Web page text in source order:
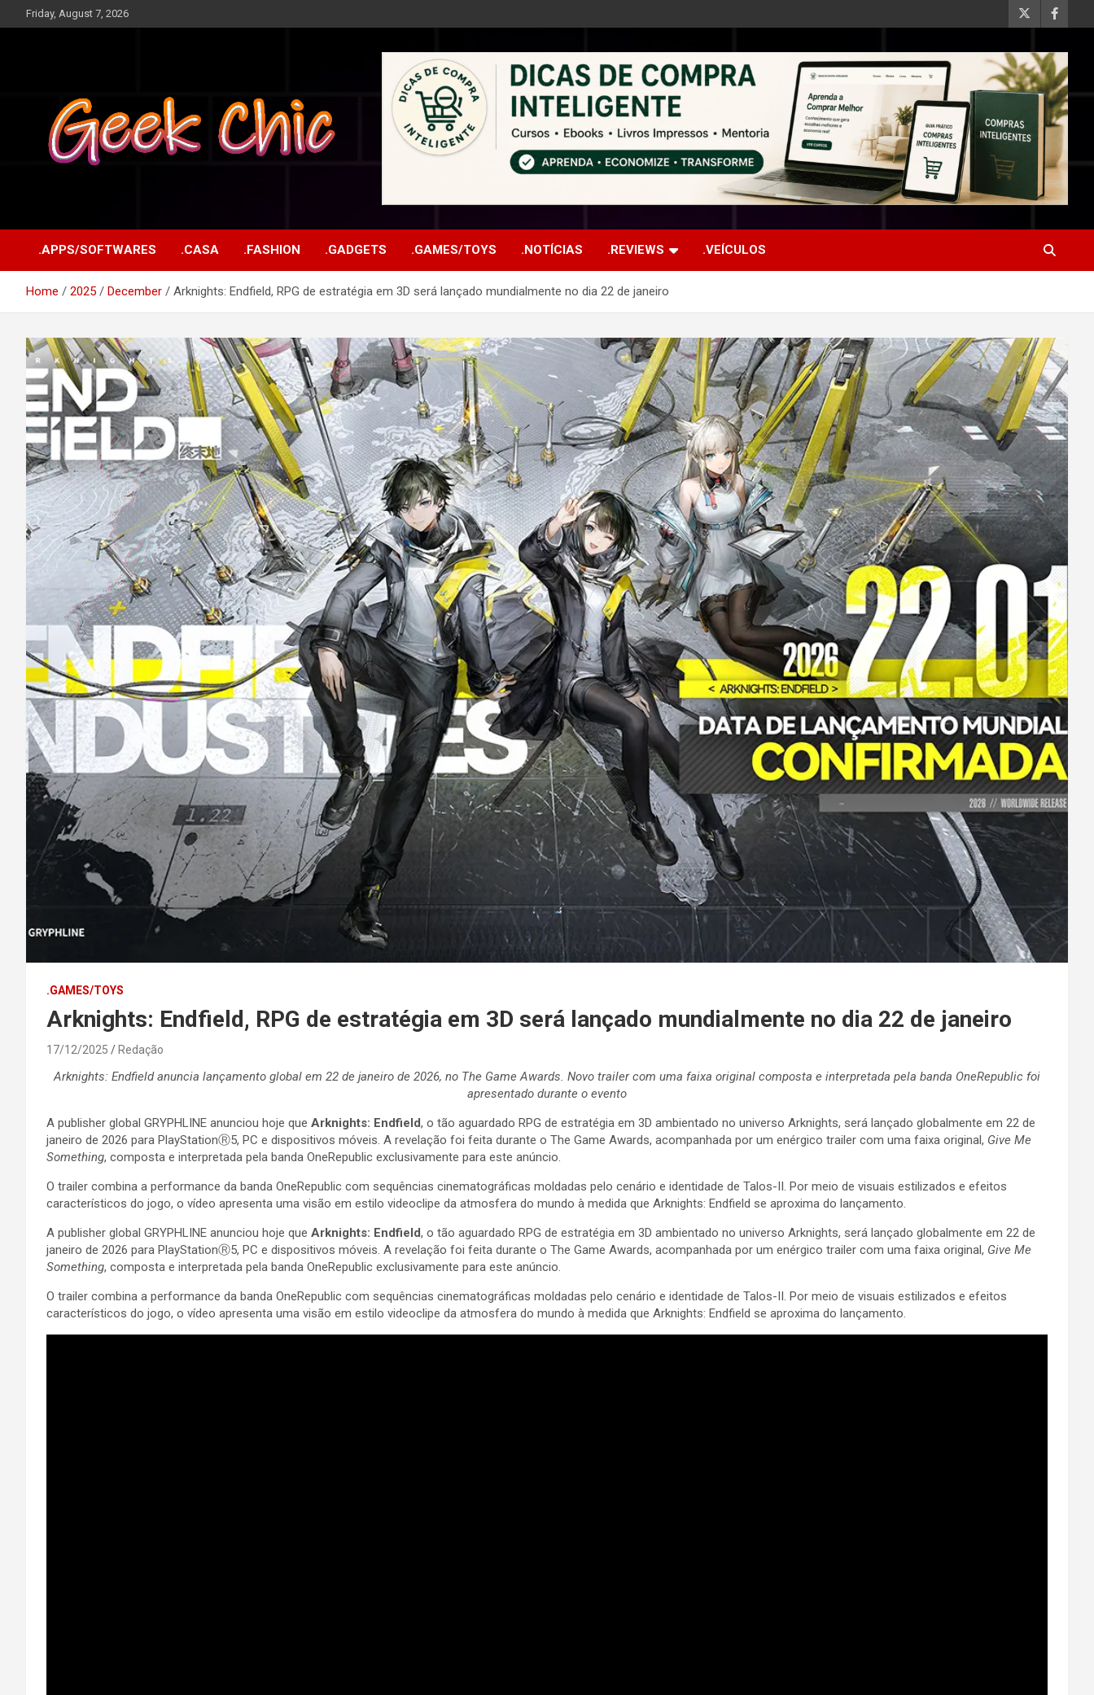
to
Friday, August 7, 2026
.APPS/SOFTWARES .CASA .FASHION .GADGETS .GAMES/TOYS .NOTÍCIAS .REVIEWS .VEÍCULOS
Home 2025 December Arknights: Endfield, RPG de estratégia em 3D será lançado mundialmente no dia 22 de janeiro
.GAMES/TOYS
Arknights: Endfield, RPG de estratégia em 3D será lançado mundialmente no dia 22 de janeiro
17/12/2025 Redação
Arknights: Endfield anuncia lançamento global em 22 de janeiro de 2026, no The Game Awards. Novo trailer com uma faixa original composta e interpretada pela banda OneRepublic foi
apresentado durante o evento
A publisher global GRYPHLINE anunciou hoje que Arknights: Endfield, o tão aguardado RPG de estratégia em 3D ambientado no universo Arknights, será lançado globalmente em 22 de
janeiro de 2026 para PlayStationⓇ5, PC e dispositivos móveis. A revelação foi feita durante o The Game Awards, acompanhada por um enérgico trailer com uma faixa original, Give Me
Something, composta e interpretada pela banda OneRepublic exclusivamente para este anúncio.
O trailer combina a performance da banda OneRepublic com sequências cinematográficas moldadas pelo cenário e identidade de Talos-II. Por meio de visuais estilizados e efeitos
característicos do jogo, o vídeo apresenta uma visão em estilo videoclipe da atmosfera do mundo à medida que Arknights: Endfield se aproxima do lançamento.
A publisher global GRYPHLINE anunciou hoje que Arknights: Endfield, o tão aguardado RPG de estratégia em 3D ambientado no universo Arknights, será lançado globalmente em 22 de
janeiro de 2026 para PlayStationⓇ5, PC e dispositivos móveis. A revelação foi feita durante o The Game Awards, acompanhada por um enérgico trailer com uma faixa original, Give Me
Something, composta e interpretada pela banda OneRepublic exclusivamente para este anúncio.
O trailer combina a performance da banda OneRepublic com sequências cinematográficas moldadas pelo cenário e identidade de Talos-II. Por meio de visuais estilizados e efeitos
característicos do jogo, o vídeo apresenta uma visão em estilo videoclipe da atmosfera do mundo à medida que Arknights: Endfield se aproxima do lançamento.